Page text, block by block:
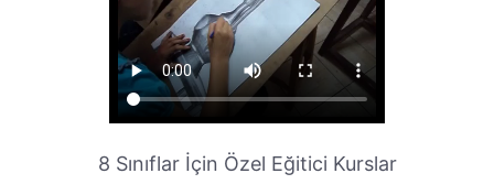
8 Sınıflar İçin Özel Eğitici Kurslar